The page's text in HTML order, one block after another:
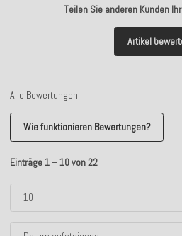
Teilen Sie anderen Kunden
Artikel
Alle Bewertungen:
Wie funktionieren Bewertungen?
Einträge 1 – 10 von 22